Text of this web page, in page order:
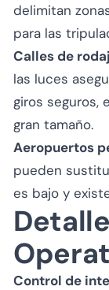
delimitan
para las
Calles de
las luces
giros seguros,
gran tamaño.
Aeropuertos
pueden
es bajo y
Control de